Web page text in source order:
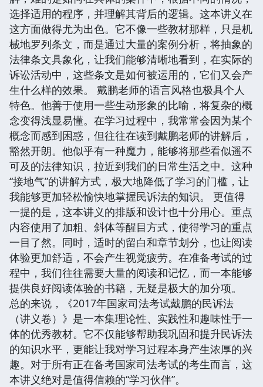
选择适用的程序，并理解其背后的逻辑。这本讲义在
这方面做得尤为出色。它不像一些教材那样，只是机
械地罗列条文，而是通过大量的案例分析，将抽象的
法律条文具象化，让我们能够清晰地看到，在实际的
诉讼活动中，这些条文是如何被运用的，它们又会产
生什么样的效果。 戴鹏老师的语言风格也极具个人
特色。他善于使用一些生动形象的比喻，将复杂的概
念变得浅显易懂。在学习过程中，我常常会因为某个
概念而感到困惑，但往往在读到戴鹏老师的讲解后，
豁然开朗。他似乎有一种魔力，能够将那些看似遥不
可及的法律知识，拉近到我们的日常生活之中。这种
“接地气”的讲解方式，极大地降低了学习的门槛，让
我能够更加轻松愉快地掌握民诉法的知识。 更值得
一提的是，这本讲义的排版和设计也十分用心。重点
内容使用了加粗、斜体等醒目方式，使得学习的重点
一目了然。同时，适时的留白和章节划分，也让阅读
体验更加舒适，不会产生视觉疲劳。在准备考试的过
程中，我们往往需要大量的阅读和记忆，而一本能够
提供良好阅读体验的书籍，无疑是极大的加分项。
总的来说，《2017年国家司法考试戴鹏的民诉法
（讲义卷）》是一本集理论性、实践性和趣味性于一
体的优秀教材。它不仅能够帮助我巩固和提升民诉法
的知识水平，更能让我对学习过程本身产生浓厚的兴
趣。对于所有正在备考国家司法考试的考生而言，这
本讲义绝对是值得信赖的“学习伙伴”。